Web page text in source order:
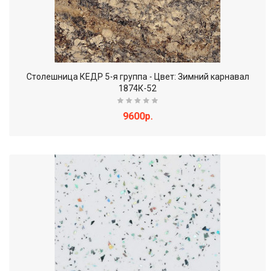
Столешница КЕДР 5-я группа - Цвет: Зимний карнавал
1874К-52
9600р.